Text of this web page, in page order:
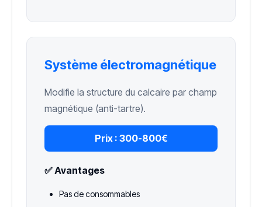
Système électromagnétique
Modifie la structure du calcaire par champ
magnétique (anti-tartre).
Prix : 300-800€
✅ Avantages
Pas de consommables